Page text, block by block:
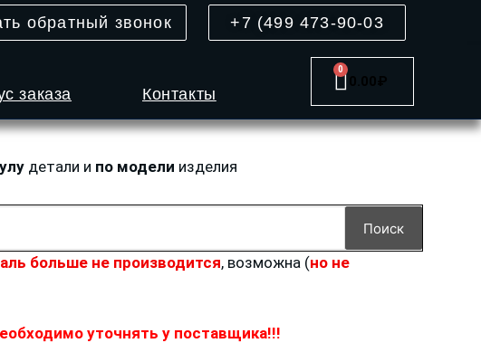
обратный звонок +7 (499 473-90-03
заказа Контакты
0.00₽
0
Cart
детали и по модели изделия
Поиск
больше не производится, возможна (но не
уточнять у поставщика!!!